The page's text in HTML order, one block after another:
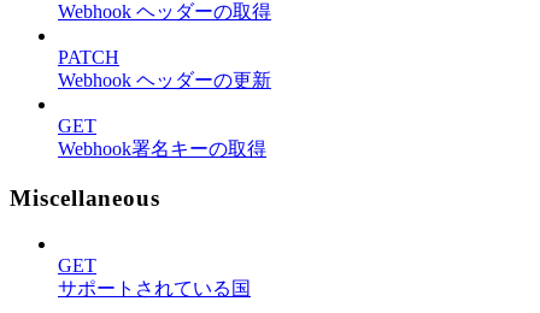
Webhook ヘッダーの取得
PATCH
Webhook ヘッダーの更新
GET
Webhook署名キーの取得
Miscellaneous
GET
サポートされている国